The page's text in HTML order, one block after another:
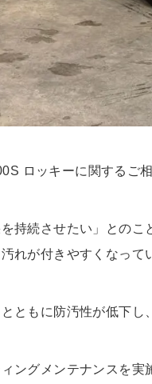
ロッキーに関するご
を持続させたい」との
れが付きやすくなって
ともに防汚性が低下し
ングメンテナンスを実